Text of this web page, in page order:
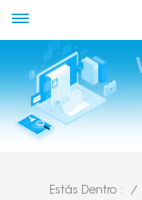
Estás Dentro : /